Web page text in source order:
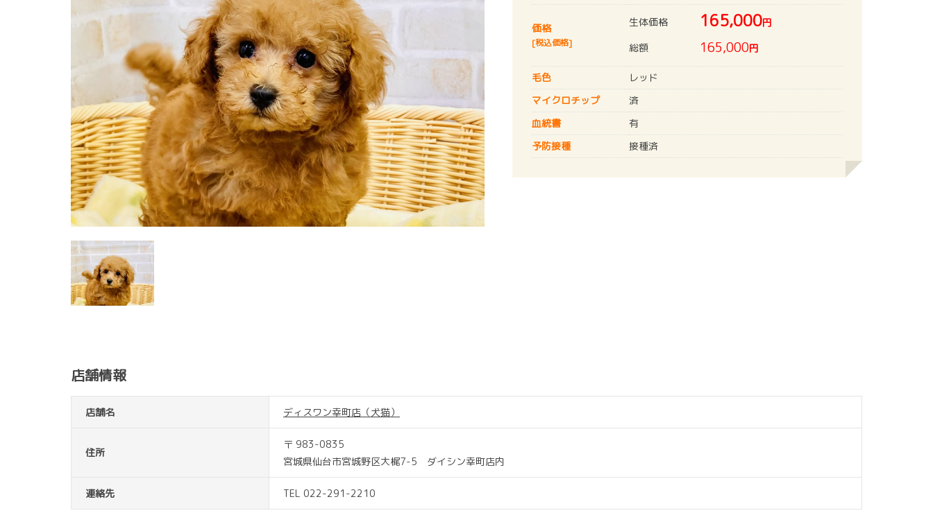
価格
[税込価格]
生体価格 165,000円
総額
165,000円
毛色
レッド
マイクロチップ
済
血統書
有
予防接種
接種済
店舗情報
店舗名 ディスワン幸町店（犬猫）
住所
〒 983-0835
宮城県仙台市宮城野区大梶7-5 ダイシン幸町店内
連絡先 TEL 022-291-2210